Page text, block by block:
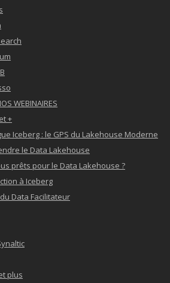
WEBINAIRES
+
Iceberg : le GPS du Lakehouse Moderne
le Data Lakehouse
prêts pour le Data Lakehouse ?
à Iceberg
Data Facilitateur
plus